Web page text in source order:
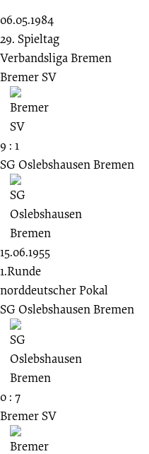
06.05.1984
29. Spieltag
Verbandsliga Bremen
Bremer SV
9 : 1
SG Oslebshausen Bremen
15.06.1955
1.Runde
norddeutscher Pokal
SG Oslebshausen Bremen
0 : 7
Bremer SV